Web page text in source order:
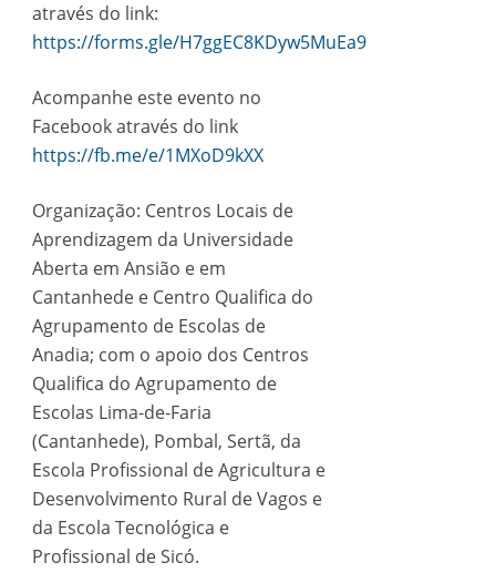
através do link:
https://forms.gle/H7ggEC8KDyw5MuEa9
Acompanhe este evento no
Facebook através do link
https://fb.me/e/1MXoD9kXX
Organização: Centros Locais de
Aprendizagem da Universidade
Aberta em Ansião e em
Cantanhede e Centro Qualifica do
Agrupamento de Escolas de
Anadia; com o apoio dos Centros
Qualifica do Agrupamento de
Escolas Lima-de-Faria
(Cantanhede), Pombal, Sertã, da
Escola Profissional de Agricultura e
Desenvolvimento Rural de Vagos e
da Escola Tecnológica e
Profissional de Sicó.